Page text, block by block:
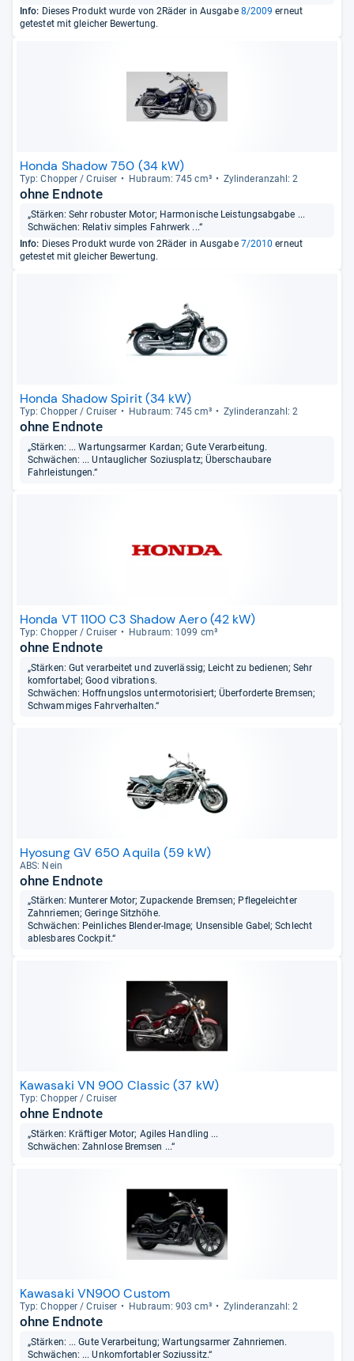
Info: Dieses Produkt wurde von 2Räder in Ausgabe 8/2009 erneut
getestet mit gleicher Bewertung.
Honda Shadow 750 (34 kW)
Typ: Chop­per / Crui­ser Hub­raum: 745 cm³ Zylin­deran­zahl: 2
ohne Endnote
„Stärken: Sehr robuster Motor; Harmonische Leistungsabgabe ...
Schwächen: Relativ simples Fahrwerk ...“
Info: Dieses Produkt wurde von 2Räder in Ausgabe 7/2010 erneut
getestet mit gleicher Bewertung.
Honda Shadow Spirit (34 kW)
Typ: Chop­per / Crui­ser Hub­raum: 745 cm³ Zylin­deran­zahl: 2
ohne Endnote
„Stärken: ... Wartungsarmer Kardan; Gute Verarbeitung.
Schwächen: ... Untauglicher Soziusplatz; Überschaubare
Fahrleistungen.“
Honda VT 1100 C3 Shadow Aero (42 kW)
Typ: Chop­per / Crui­ser Hub­raum: 1099 cm³
ohne Endnote
„Stärken: Gut verarbeitet und zuverlässig; Leicht zu bedienen; Sehr
komfortabel; Good vibrations.
Schwächen: Hoffnungslos untermotorisiert; Überforderte Bremsen;
Schwammiges Fahrverhalten.“
Hyosung GV 650 Aquila (59 kW)
ABS: Nein
ohne Endnote
„Stärken: Munterer Motor; Zupackende Bremsen; Pflegeleichter
Zahnriemen; Geringe Sitzhöhe.
Schwächen: Peinliches Blender-Image; Unsensible Gabel; Schlecht
ablesbares Cockpit.“
Kawasaki VN 900 Classic (37 kW)
Typ: Chop­per / Crui­ser
ohne Endnote
„Stärken: Kräftiger Motor; Agiles Handling ...
Schwächen: Zahnlose Bremsen ...“
Kawasaki VN900 Custom
Typ: Chop­per / Crui­ser Hub­raum: 903 cm³ Zylin­deran­zahl: 2
ohne Endnote
„Stärken: ... Gute Verarbeitung; Wartungsarmer Zahnriemen.
Schwächen: ... Unkomfortabler Soziussitz.“